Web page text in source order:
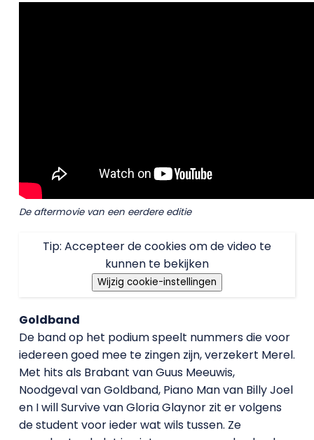
De aftermovie van een eerdere editie
Tip: Accepteer de cookies om de video te
kunnen te bekijken
Wijzig cookie-instellingen
Goldband
De band op het podium speelt nummers die voor
iedereen goed mee te zingen zijn, verzekert Merel.
Met hits als Brabant van Guus Meeuwis,
Noodgeval van Goldband, Piano Man van Billy Joel
en I will Survive van Gloria Glaynor zit er volgens
de student voor ieder wat wils tussen. Ze